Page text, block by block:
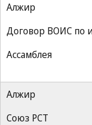
Алжир
Договор ВОИС по
Ассамблея
Алжир
Союз РСТ